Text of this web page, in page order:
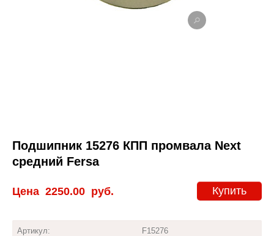
Подшипник 15276 КПП промвала Next
средний Fersa
Купить
Цена 2250.00 руб.
Артикул: F15276